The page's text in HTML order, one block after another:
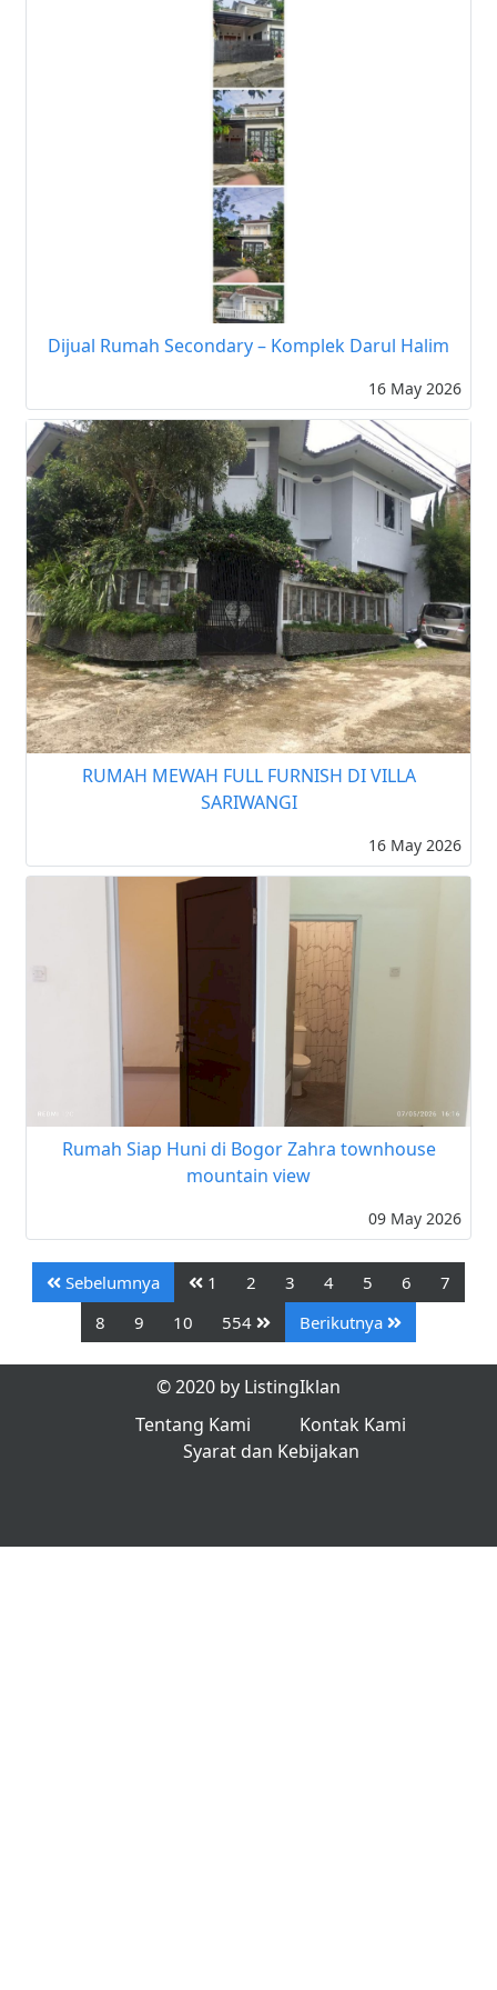
Dijual Rumah Secondary – Komplek Darul Halim
16 May 2026
RUMAH MEWAH FULL FURNISH DI VILLA
SARIWANGI
16 May 2026
Rumah Siap Huni di Bogor Zahra townhouse
mountain view
09 May 2026
Sebelumnya 1 2 3 4 5 6
7
8
9 10 554 Berikutnya
© 2020 by ListingIklan
Tentang Kami
Kontak Kami
Syarat dan Kebijakan